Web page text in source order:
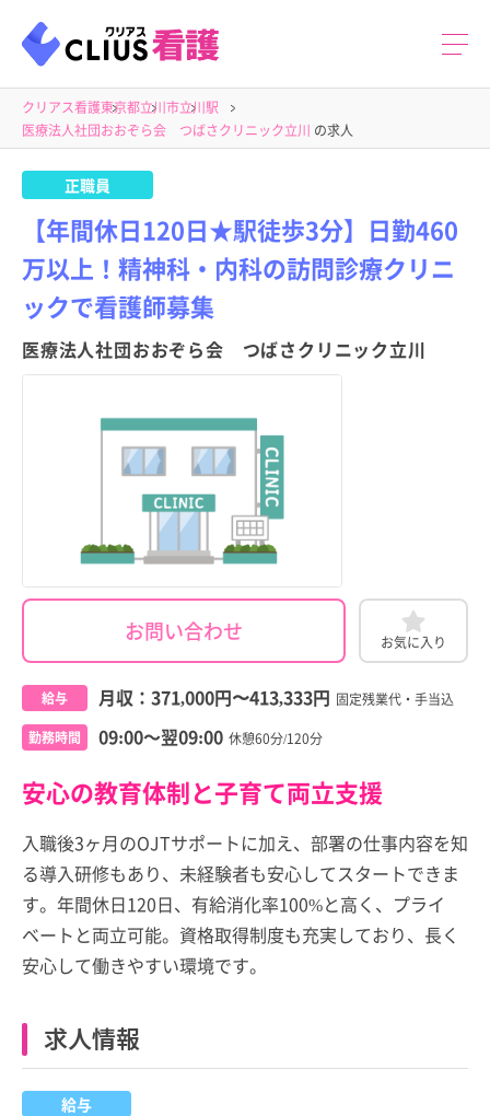
クリアス看護東京都立川市立川駅
医療法人社団おおぞら会 つばさクリニック立川 の求人
正職員
【年間休日120日★駅徒歩3分】日勤460
万以上！精神科・内科の訪問診療クリニ
ックで看護師募集
医療法人社団おおぞら会 つばさクリニック立川
お問い合わせ お気に入り
給与 月収： 371,000円〜413,333円 固定残業代・手当込
勤務時間 09:00～翌09:00 休憩60分/120分
安心の教育体制と子育て両立支援
入職後3ヶ月のOJTサポートに加え、部署の仕事内容を知
る導入研修もあり、未経験者も安心してスタートできま
す。年間休日120日、有給消化率100%と高く、プライ
ベートと両立可能。資格取得制度も充実しており、長く
安心して働きやすい環境です。
求人情報
給与